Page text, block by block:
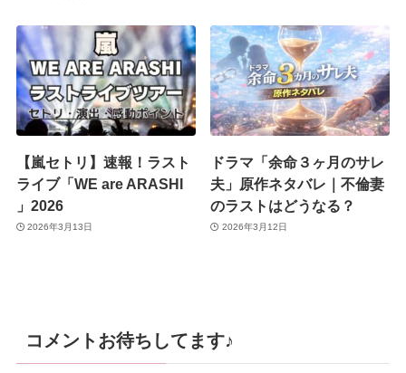
【嵐セトリ】速報！ラスト
ライブ「WE are ARASHI
」2026
2026年3月13日
ドラマ「余命３ヶ月のサレ
夫」原作ネタバレ｜不倫妻
のラストはどうなる？
2026年3月12日
コメントお待ちしてます♪